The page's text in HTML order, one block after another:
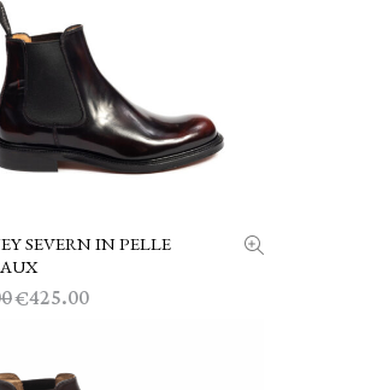
era:
€650.00.€490.00.
SCEGLI
SEVERN IN PELLE
Il
era:
€425.00Il